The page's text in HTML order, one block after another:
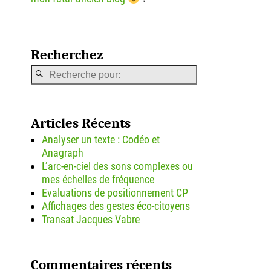
Recherchez
Articles Récents
Analyser un texte : Codéo et
Anagraph
L’arc-en-ciel des sons complexes ou
mes échelles de fréquence
Evaluations de positionnement CP
Affichages des gestes éco-citoyens
Transat Jacques Vabre
Commentaires récents